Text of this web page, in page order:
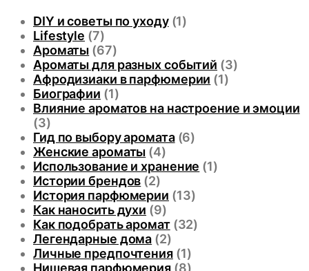
DIY и советы по уходу(1)
Lifestyle (7)
Ароматы (67)
Ароматы для разных событий (3)
Афродизиаки в парфюмерии (1)
Биографии (1)
Влияние ароматов на настроение и эмоции
(3)
Гид по выбору аромата(6)
Женские ароматы (4)
Использование и хранение (1)
Истории брендов (2)
История парфюмерии (13)
Как наносить духи (9)
Как подобрать аромат(32)
Легендарные дома (2)
Личные предпочтения(1)
Нишевая парфюмерия(8)